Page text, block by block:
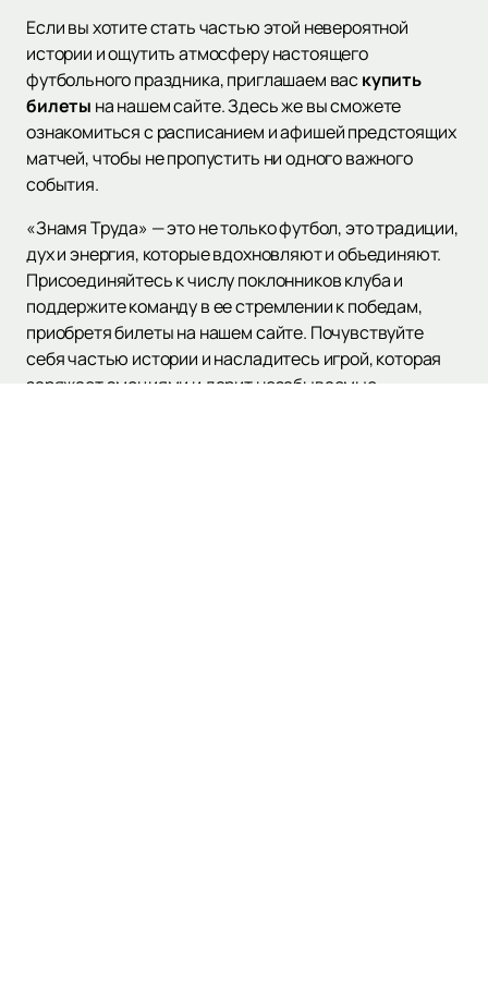
Если вы хотите стать частью этой невероятной
истории и ощутить атмосферу настоящего
футбольного праздника, приглашаем васкупить
билеты на нашем сайте. Здесь же вы сможете
ознакомиться с расписанием и афишей предстоящих
матчей, чтобы не пропустить ни одного важного
события.
«Знамя Труда» — это не только футбол, это традиции,
дух и энергия, которые вдохновляют и объединяют.
Присоединяйтесь к числу поклонников клуба и
поддержите команду в ее стремлении к победам,
приобретя билеты на нашем сайте. Почувствуйте
себя частью истории и насладитесь игрой, которая
заряжает эмоциями и дарит незабываемые